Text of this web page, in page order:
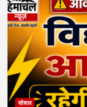
सोशल